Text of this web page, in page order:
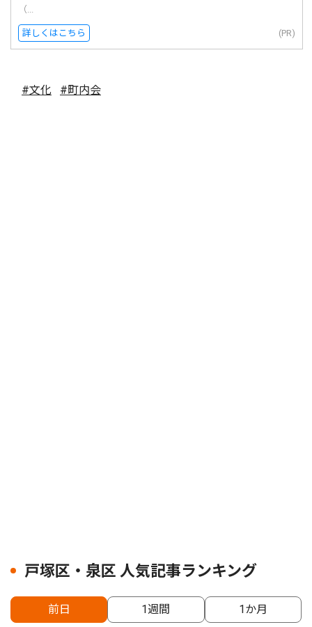
（...
詳しくはこちら (PR)
#文化 #町内会
戸塚区・泉区 人気記事ランキング
前日 1週間 1か月